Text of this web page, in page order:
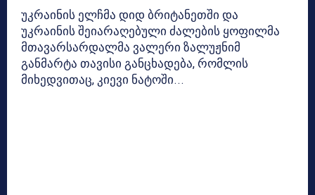
უკრაინის ელჩმა დიდ ბრიტანეთში და
უკრაინის შეიარაღებული ძალების ყოფილმა
მთავარსარდალმა ვალერი ზალუჟნიმ
განმარტა თავისი განცხადება, რომლის
მიხედვითაც, კიევი ნატოში...